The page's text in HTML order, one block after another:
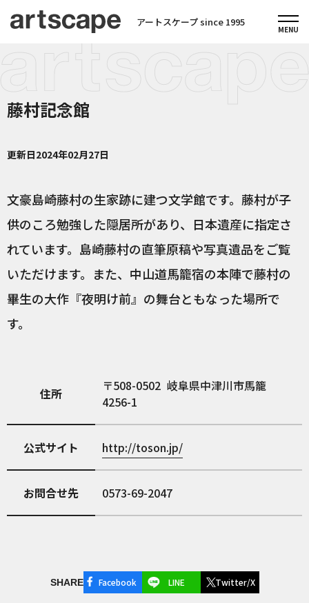
アートスケープ since 1995
藤村記念館
更新日2024年02月27日
文豪島崎藤村の生家跡に建つ文学館です。藤村が子
供のころ勉強した隠居所があり、日本遺産に指定さ
れています。島崎藤村の直筆原稿や写真遺品をご覧
いただけます。また、中山道馬籠宿の本陣で藤村の
畢生の大作『夜明け前』の舞台ともなった場所で
す。
住所 508-0502 岐阜県中津川市馬籠
4256-1
公式サイト http://toson.jp/
お問合せ先 0573-69-2047
SHARE Facebook LINE Twitter/X